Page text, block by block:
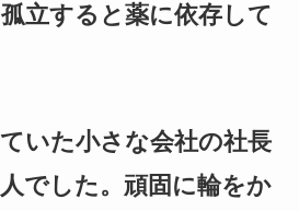
立すると薬に依存して
いた小さな会社の社長
でした。頑固に輪をか